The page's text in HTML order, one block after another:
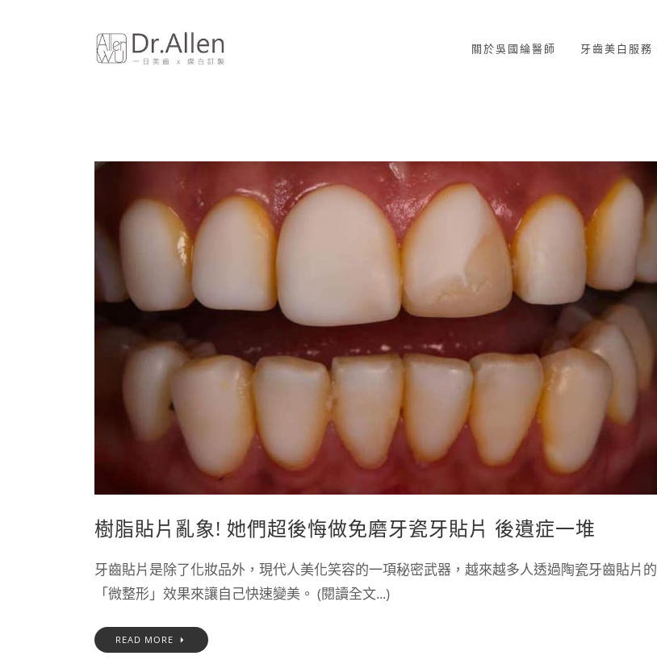
關於吳國綸醫師 牙齒美白服務
樹脂貼片亂象! 她們超後悔做免磨牙瓷牙貼片 後遺症一堆
牙齒貼片是除了化妝品外，現代人美化笑容的一項秘密武器，越來越多人透過陶瓷牙齒貼片的
「微整形」效果來讓自己快速變美。 (閱讀全文...)
READ MORE